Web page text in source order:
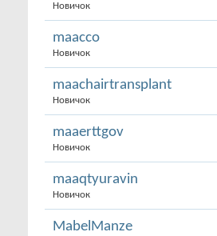
Новичок
maacco
Новичок
maachairtransplant
Новичок
maaerttgov
Новичок
maaqtyuravin
Новичок
MabelManze